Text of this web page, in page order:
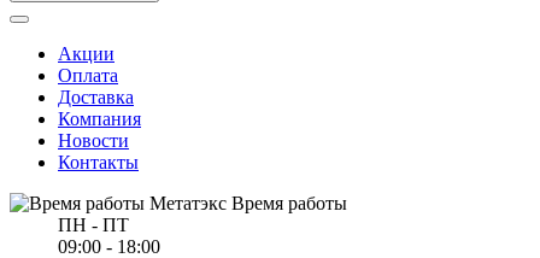
Акции
Оплата
Доставка
Компания
Новости
Контакты
Время работы
ПН - ПТ
09:00 - 18:00